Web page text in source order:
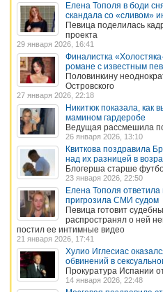
Елена Тополя в боди
скандала со «сливом»
Певица поделилась
проекта
29 января 2026, 16:41
Финалистка
романе с известным
Половинкину
Островского
27 января 2026, 22:18
Никитюк показала, как
мамином гардеробе
Ведущая рассмешила
26 января 2026, 13:10
Квиткова поздравила
над их разницей в
Блогерша старше
23 января 2026, 22:50
Елена Тополя
пригрозила СМИ судом
Певица готовит
распространял о ней
постил ее интимные видео
21 января 2026, 17:41
Хулио Иглесиас
обвинений в
Прокуратура Испании
14 января 2026, 22:48